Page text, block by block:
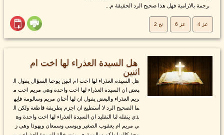
رجمة بالارامية فهل هذا صحيح الرد الحقيقة م...
عز 4 عز 6 نح 2
هل السيدة العذراء لها اخت ام
اثنين
هل السيدة العذراء لها اخت ام اثنين يوحنا السؤال يقول ال
بعض ان السيدة العذراء لها اخت واحدة وهي مريم اخت م
ريم العذراء والبعض يقول ان لها أختان مريم وسالومة فإيه
ما الصحيح الرد لا أستطيع ان اجزم بطريقة قاطعة ولكن ال
ذي ينقله لنا التقليد ان السيدة العذراء لها اخت واحدة وه
ي مريم ام يعقوب الصغير ويوسي وسمعان ويهوذا وهي ز